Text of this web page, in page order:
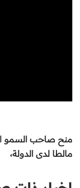
منح صاحب السمو
مالطا لدى الدولة،